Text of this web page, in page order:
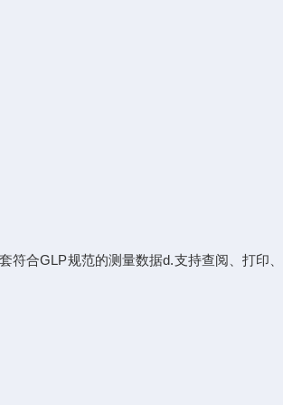
合GLP规范的测量数据d.支持查阅、打印